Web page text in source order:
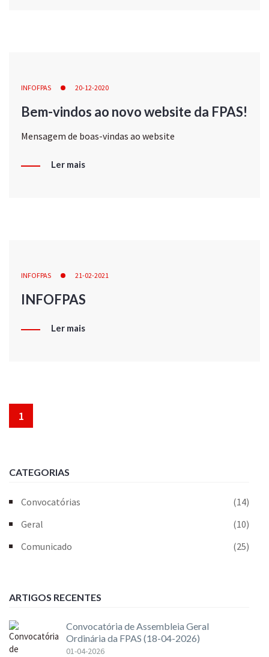
INFOFPAS 20-12-2020
Bem-vindos ao novo website da FPAS!
Mensagem de boas-vindas ao website
Ler mais
INFOFPAS 21-02-2021
INFOFPAS
Ler mais
1
CATEGORIAS
Convocatórias
(14)
Geral
(10)
Comunicado
(25)
ARTIGOS RECENTES
Convocatória de Assembleia Geral
Ordinária da FPAS (18-04-2026)
01-04-2026